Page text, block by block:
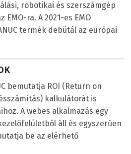
robotikai és szerszámgép
ra. A 2021-es EMO
termék debütál az európai
bemutatja ROI (Return on
kalkulátorát is
A webes alkalmazás egy
áll és egyszerűen
be az elérhető